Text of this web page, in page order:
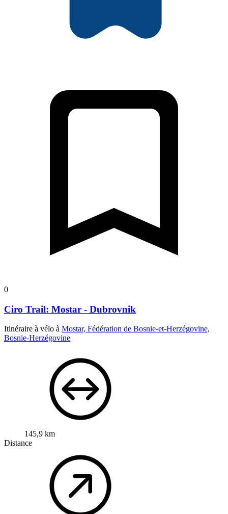
0
Ciro Trail: Mostar - Dubrovnik
Itinéraire à vélo à Mostar, Fédération de Bosnie-et-Herzégovine,
Bosnie-Herzégovine
145,9 km
Distance